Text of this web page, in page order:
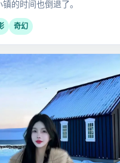
的时间也倒退了。
奇幻